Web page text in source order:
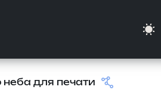
неба для печати